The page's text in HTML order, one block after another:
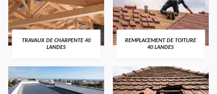
TRAVAUX DE CHARPENTE 40
LANDES
REMPLACEMENT DE TOITURE
40 LANDES